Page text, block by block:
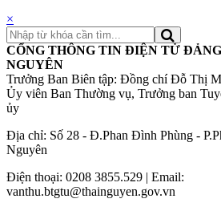
×
CỔNG THÔNG TIN ĐIỆN TỬ
NGUYÊN
Trưởng Ban Biên tập: Đồng chí Đỗ Thị
Ủy viên Ban Thường vụ, Trưởng ban
ủy
Địa chỉ: Số 28 - Đ.Phan Đình Phùng -
Nguyên
Điện thoại: 0208 3855.529 | Email:
vanthu.btgtu@thainguyen.gov.vn